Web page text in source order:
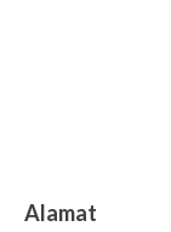
Alamat